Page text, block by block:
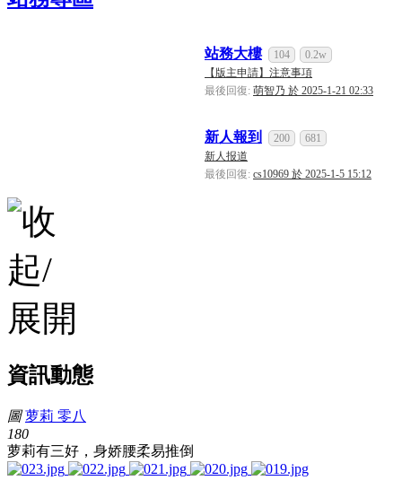
站務大樓 104
0.2w
【版主申請】注意事項
最後回復: 萌智乃 於 2025-1-21 02:33
新人報到 200
681
新人报道
最後回復: cs10969 於 2025-1-5 15:12
資訊動態
圖 萝莉 零八
180
萝莉有三好，身娇腰柔易推倒